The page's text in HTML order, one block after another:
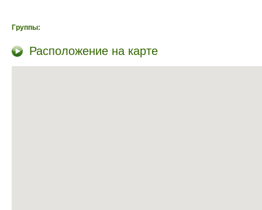
Группы:
Расположение на карте